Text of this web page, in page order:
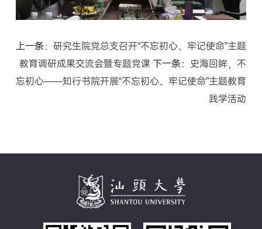
上一条： 研究生院党总支召开“不忘初心、牢记使命”主题
教育调研成果交流会暨专题党课 下一条：
史海回眸，不
忘初心——知行书院开展“不忘初心、牢记使命”主题教育
践学活动